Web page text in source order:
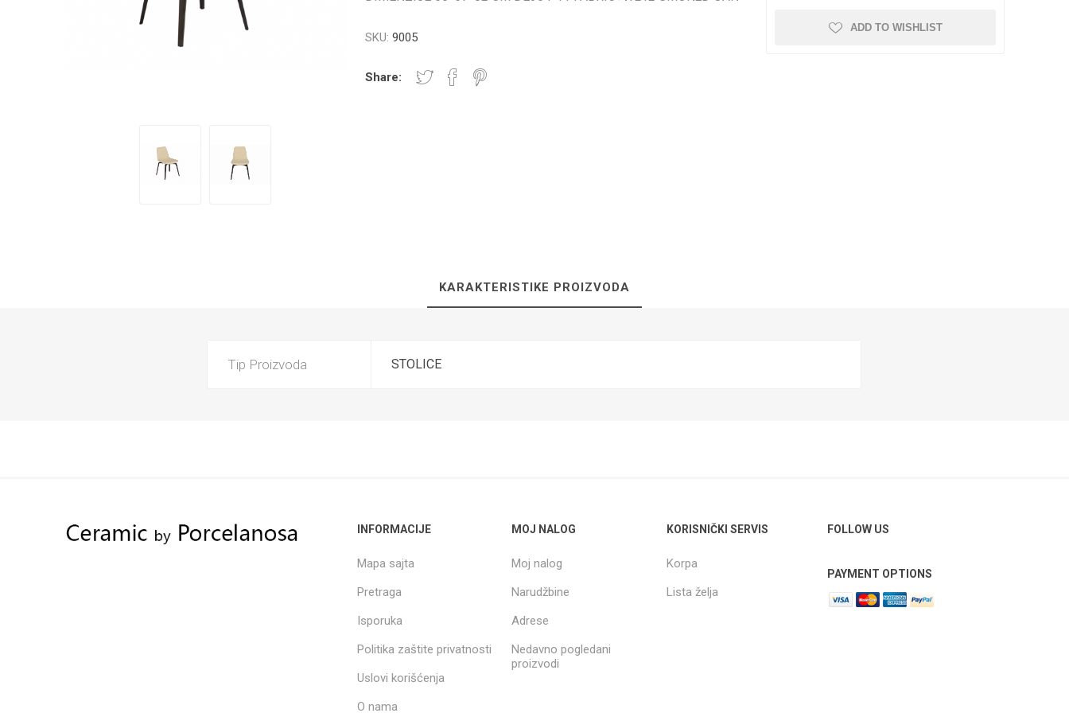
SKU: 9005
Share:
ADD TO WISHLIST
KARAKTERISTIKE PROIZVODA
Tip Proizvoda STOLICE
INFORMACIJE
Mapa sajta
Pretraga
Isporuka
Politika zaštite privatnosti
Uslovi korišćenja
O nama
MOJ NALOG
Moj nalog
Narudžbine
Adrese
Nedavno pogledani
proizvodi
KORISNIČKI SERVIS
Korpa
Lista želja
FOLLOW US
PAYMENT OPTIONS